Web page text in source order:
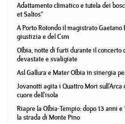
Adattamento climatico e tutela dei
et Saltos”
A Porto Rotondo il magistrato
giustizia e del Csm
Olbia, notte di furti durante il
devastate e svaligiate
Asl Gallura e Mater Olbia in sinergia
Jovanotti agita i Quattro Mori sull'Arca
cuore dell'isola
Riapre la Olbia-Tempio: dopo 13 anni
la strada di Monte Pino